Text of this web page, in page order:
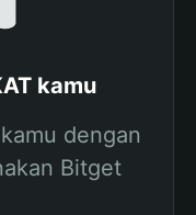
kamu
dengan
Bitget